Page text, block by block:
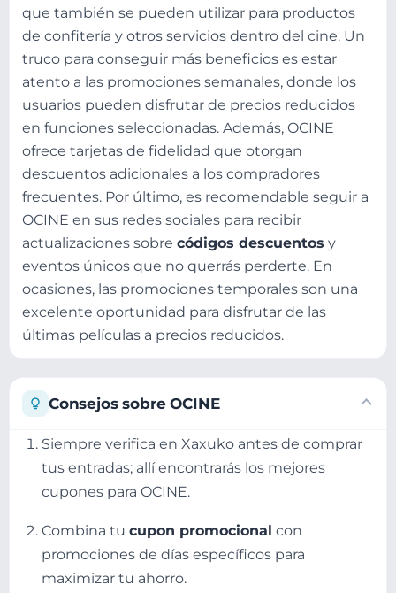
que también se pueden utilizar para productos
de confitería y otros servicios dentro del cine. Un
truco para conseguir más beneficios es estar
atento a las promociones semanales, donde los
usuarios pueden disfrutar de precios reducidos
en funciones seleccionadas. Además, OCINE
ofrece tarjetas de fidelidad que otorgan
descuentos adicionales a los compradores
frecuentes. Por último, es recomendable seguir a
OCINE en sus redes sociales para recibir
actualizaciones sobre códigos descuentos y
eventos únicos que no querrás perderte. En
ocasiones, las promociones temporales son una
excelente oportunidad para disfrutar de las
últimas películas a precios reducidos.
Consejos sobre OCINE
Siempre verifica en Xaxuko antes de comprar
tus entradas; allí encontrarás los mejores
cupones para OCINE.
Combina tu cupon promocional con
promociones de días específicos para
maximizar tu ahorro.